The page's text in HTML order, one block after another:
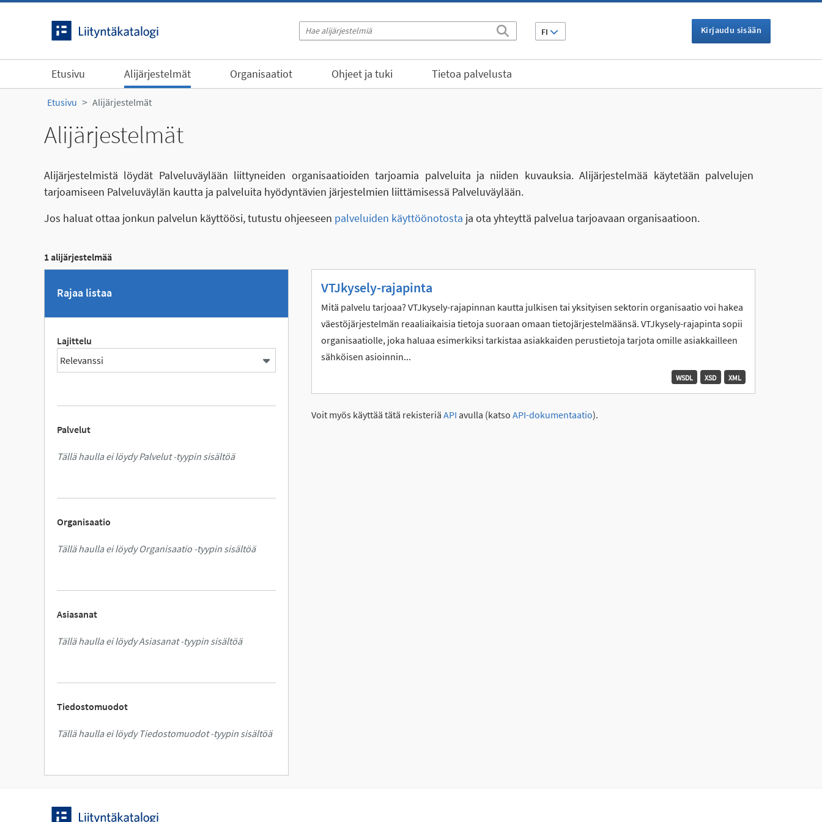
FI Kirjaudu sisään
Etusivu Alijärjestelmät Organisaatiot Ohjeet ja tuki Tietoa palvelusta
Etusivu Alijärjestelmät
Alijärjestelmät
Alijärjestelmistä löydät Palveluväylään liittyneiden organisaatioiden tarjoamia palveluita ja niiden kuvauksia. Alijärjestelmää käytetään palvelujen
tarjoamiseen Palveluväylän kautta ja palveluita hyödyntävien järjestelmien liittämisessä Palveluväylään.
Jos haluat ottaa jonkun palvelun käyttöösi, tutustu ohjeeseen palveluiden käyttöönotosta ja ota yhteyttä palvelua tarjoavaan organisaatioon.
1 alijärjestelmää
Rajaa listaa
Lajittelu
Palvelut
Tällä haulla ei löydy Palvelut -tyypin sisältöä
Organisaatio
Tällä haulla ei löydy Organisaatio -tyypin sisältöä
Asiasanat
Tällä haulla ei löydy Asiasanat -tyypin sisältöä
Tiedostomuodot
Tällä haulla ei löydy Tiedostomuodot -tyypin sisältöä
VTJkysely-rajapinta
Mitä palvelu tarjoaa? VTJkysely-rajapinnan kautta julkisen tai yksityisen sektorin organisaatio voi hakea
väestöjärjestelmän reaaliaikaisia tietoja suoraan omaan tietojärjestelmäänsä. VTJkysely-rajapinta sopii
organisaatiolle, joka haluaa esimerkiksi tarkistaa asiakkaiden perustietoja tarjota omille asiakkailleen
sähköisen asioinnin...
XML
XSD
WSDL
Voit myös käyttää tätä rekisteriä API avulla (katso API-dokumentaatio).